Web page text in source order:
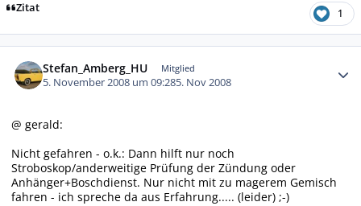
Zitat 1
Stefan_Amberg_HU Mitglied
5. November 2008 um 09:285. Nov 2008
@ gerald:
Nicht gefahren - o.k.: Dann hilft nur noch
Stroboskop/anderweitige Prüfung der Zündung oder
Anhänger+Boschdienst. Nur nicht mit zu magerem Gemisch
fahren - ich spreche da aus Erfahrung..... (leider) ;-)